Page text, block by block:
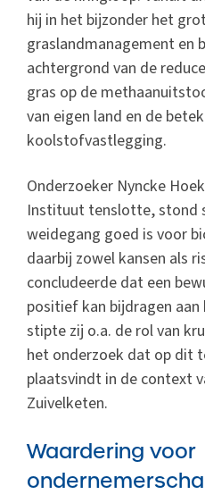
hij in het bijzonder het
graslandmanagement en
achtergrond van de
gras op de
van eigen land en de
koolstofvastlegging.
Onderzoeker Nyncke
Instituut tenslotte, stond
weidegang goed is voor
daarbij zowel kansen als
concludeerde dat een
positief kan bijdragen
stipte zij o.a. de rol van
het onderzoek dat op dit
plaatsvindt in de context
Zuivelketen.
Waardering voor